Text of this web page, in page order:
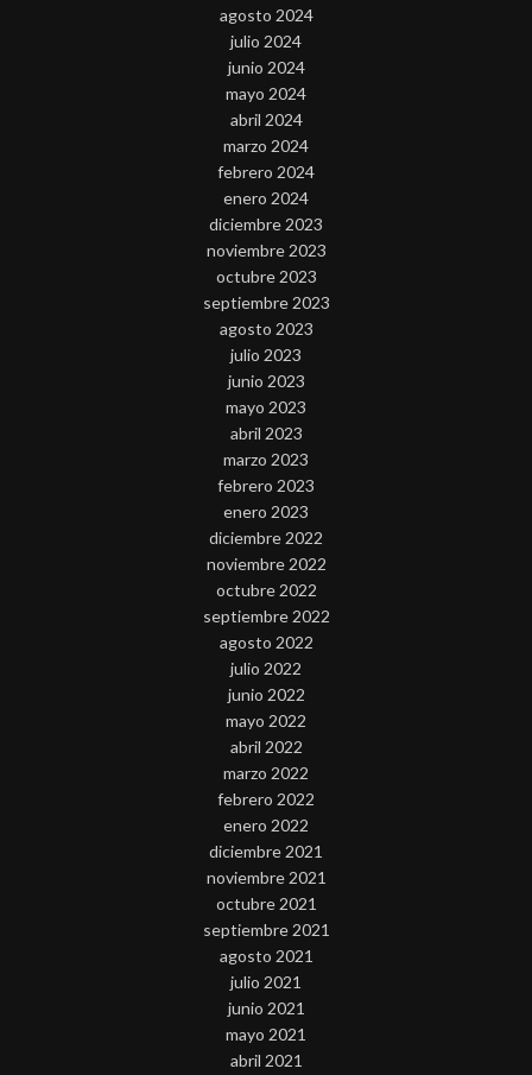
agosto 2024
julio 2024
junio 2024
mayo 2024
abril 2024
marzo 2024
febrero 2024
enero 2024
diciembre 2023
noviembre 2023
octubre 2023
septiembre 2023
agosto 2023
julio 2023
junio 2023
mayo 2023
abril 2023
marzo 2023
febrero 2023
enero 2023
diciembre 2022
noviembre 2022
octubre 2022
septiembre 2022
agosto 2022
julio 2022
junio 2022
mayo 2022
abril 2022
marzo 2022
febrero 2022
enero 2022
diciembre 2021
noviembre 2021
octubre 2021
septiembre 2021
agosto 2021
julio 2021
junio 2021
mayo 2021
abril 2021